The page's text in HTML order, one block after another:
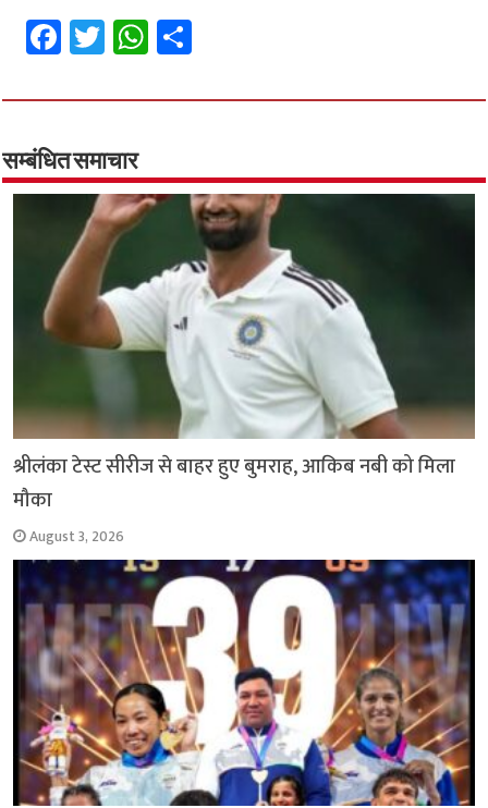
Fa
ce
b
o
o
k
T
wi
tt
er
W
h
at
p
p
ar
सम्बंधित समाचार
श्रीलंका टेस्ट सीरीज से बाहर हुए बुमराह, आकिब नबी को मिला
मौका
August 3, 2026